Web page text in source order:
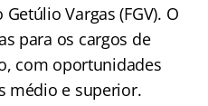
Vargas (FGV). O
para os cargos de
com oportunidades
médio e superior.